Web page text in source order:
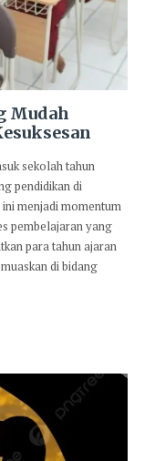
Mudah
sekolah tahun
pendidikan di
menjadi momentum
pembelajaran yang
para tahun ajaran
di bidang